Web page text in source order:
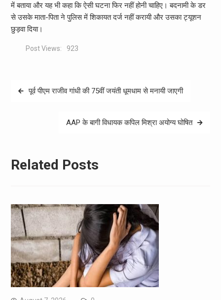
में बताया और यह भी कहा कि ऐसी घटना फिर नहीं होनी चाहिए। बदनामी के डर
से उसके माता-पिता ने पुलिस में शिकायत दर्ज नहीं करायी और उसका ट्यूशन
छुड़वा दिया।
Post Views: 923
Postपूर्व पीएम राजीव गांधी की 75वीं जयंती धूमधाम से मनायी जाएगी
AAP के बागी विधायक कपिल मिश्रा अयोग्य घोषित
Related Posts